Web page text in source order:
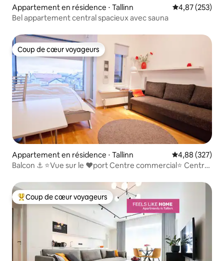
Appartement en résidence ⋅ Tallinn Évaluation
4,87 (253)
Bel appartement central spacieux avec sauna
Coup de cœur voyageurs
Coup de cœur voyageurs
Appartement en résidence ⋅ Tallinn Évaluation
4,88 (327)
Balcon ⚓️ ⭐️Vue sur le ❤️port Centre commercial⭐️ Centre-
Coups de cœur voyageurs les plus appréciés
Coup de cœur voyageurs